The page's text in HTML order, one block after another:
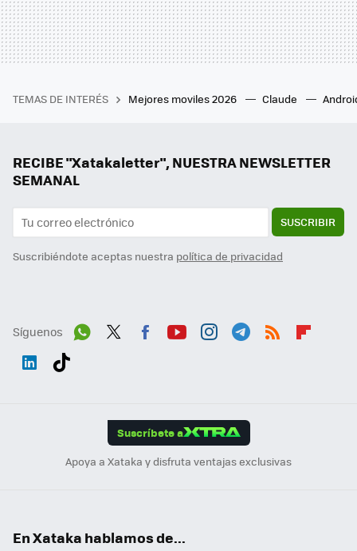
TEMAS DE INTERÉS Mejores moviles 2026 Claude
RECIBE "Xatakaletter", NUESTRA NEWSLETTER
SEMANAL
SUSCRIBIR
Suscribiéndote aceptas nuestra política de privacidad
Síguenos
Suscríbete a
Apoya a Xataka y disfruta ventajas exclusivas
En Xataka hablamos de...